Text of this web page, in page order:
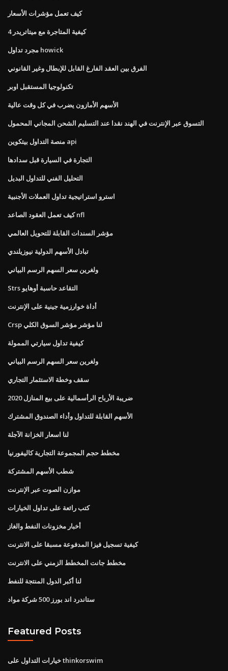
كيف تعمل مؤشرات الأسعار
كيفية المتاجرة مع ميتاتريدر 4
مجرد تداول howick
الفرق بين العقد الفارغ القابل للإبطال وغير القانوني
تكنولوجيا المستقبل اوبر
الأسهم الأمازون يضرب في كل وقت عالية
التسوق عبر الإنترنت في الهند نقدا عند التسليم الشحن المجاني المحمول
منصة التداول بيتكوين api
التجارة في السيارة قبل سدادها
التحليل الفني للتداول البديل
استرو استراتيجية تداول العملات الأجنبية
كيف تعمل العقود الصاعد nfl
مؤشر السندات القابلة للتحويل العالمي
تبادل الأسهم الدولية نيوزيلندي
ولغرين سعر السهم الرسم البياني
Strs التقاعد حاسبة أوهايو
أداة خوارزمية جينية على الإنترنت
Crsp لنا مؤشر مؤشر السوق الكلي
كيفية تداول سيارتي الممولة
ولغرين سعر السهم الرسم البياني
سقف وخطة الاستثمار التجاري
ضريبة الأرباح الرأسمالية على بيع المنازل 2020
الأسهم القابلة للتداول وأداء الصندوق المشترك
لنا اسعار الخزانة الآجلة
مخطط حجم المجموعة التجارية كاليفورنيا
شطب الأسهم المشتركة
موازن الصوت عبر الإنترنت
كتب رائعة على تداول الخيارات
أخبار مخزونات النفط والغاز
كيفية تسجيل فيزا المدفوعة مسبقا على الانترنت
مخطط جانت المخطط الزمني على الانترنت
لنا أكبر الدول المنتجة للنفط
ستاندرد اند بورز 500 شركة مواد
Featured Posts
خيارات التداول على thinkorswim